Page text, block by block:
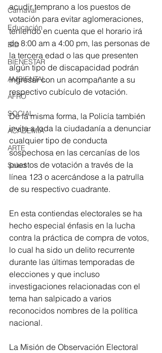
Carnaval
Educación
BID
BIENESTAR
AMBIENTAL
AFRO
SOCIAL
ACADEMIA
ARTE
Salud
acudir temprano a los puestos de
votación para evitar aglomeraciones,
teniendo en cuenta que el horario irá
de 8:00 am a 4:00 pm, las personas de
la tercera edad o las que presenten
algún tipo de discapacidad podrán
ingresar con un acompañante a su
respectivo cubículo de votación.
De la misma forma, la Policía también
invita a toda la ciudadanía a denunciar
cualquier tipo de conducta
sospechosa en las cercanías de los
puestos de votación a través de la
línea 123 o acercándose a la patrulla
de su respectivo cuadrante.
En esta contiendas electorales se ha
hecho especial énfasis en la lucha
contra la práctica de compra de votos,
lo cual ha sido un delito recurrente
durante las últimas temporadas de
elecciones y que incluso
investigaciones relacionadas con el
tema han salpicado a varios
reconocidos nombres de la política
nacional.
La Misión de Observación Electoral